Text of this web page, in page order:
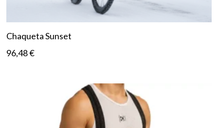
Chaqueta Sunset
96,48€